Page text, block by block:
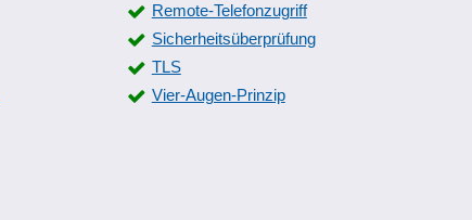
Remote-Telefonzugriff
Sicherheitsüberprüfung
TLS
Vier-Augen-Prinzip